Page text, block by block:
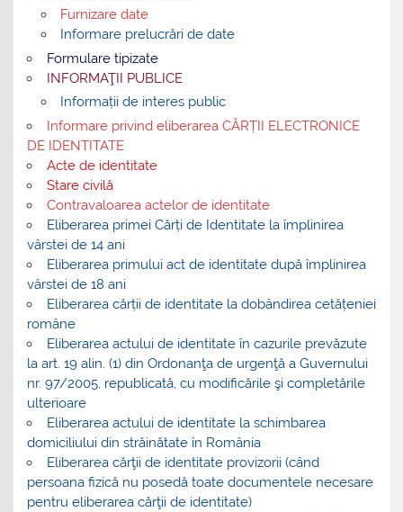
Furnizare date
Informare prelucrări de date
Formulare tipizate
INFORMAŢII PUBLICE
Informații de interes public
Informare privind eliberarea CĂRȚII ELECTRONICE
DE IDENTITATE
Acte de identitate
Stare civilă
Contravaloarea actelor de identitate
Eliberarea primei Cărți de Identitate la împlinirea
vârstei de 14 ani
Eliberarea primului act de identitate după împlinirea
vârstei de 18 ani
Eliberarea cărții de identitate la dobândirea cetățeniei
române
Eliberarea actului de identitate în cazurile prevăzute
la art. 19 alin. (1) din Ordonanţa de urgenţă a Guvernului
nr. 97/2005, republicată, cu modificările şi completările
ulterioare
Eliberarea actului de identitate la schimbarea
domiciliului din străinătate în România
Eliberarea cărţii de identitate provizorii (când
persoana fizică nu posedă toate documentele necesare
pentru eliberarea cărţii de identitate)